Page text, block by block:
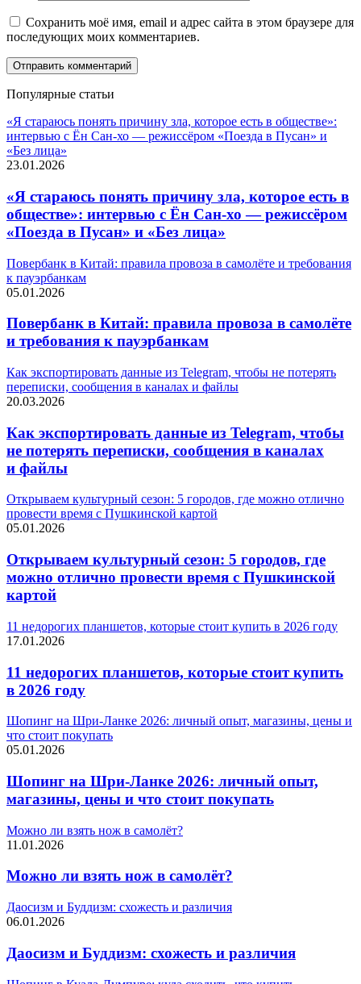
Сохранить моё имя, email и адрес сайта в этом браузере для
последующих моих комментариев.
Популярные статьи
«Я стараюсь понять причину зла, которое есть в обществе»:
интервью с Ён Сан-хо — режиссёром «Поезда в Пусан» и
«Без лица»
23.01.2026
«Я стараюсь понять причину зла, которое есть в
обществе»: интервью с Ён Сан-хо — режиссёром
«Поезда в Пусан» и «Без лица»
Повербанк в Китай: правила провоза в самолёте и требования
к пауэрбанкам
05.01.2026
Повербанк в Китай: правила провоза в самолёте
и требования к пауэрбанкам
Как экспортировать данные из Telegram, чтобы не потерять
переписки, сообщения в каналах и файлы
20.03.2026
Как экспортировать данные из Telegram, чтобы
не потерять переписки, сообщения в каналах
и файлы
Открываем культурный сезон: 5 городов, где можно отлично
провести время с Пушкинской картой
05.01.2026
Открываем культурный сезон: 5 городов, где
можно отлично провести время с Пушкинской
картой
11 недорогих планшетов, которые стоит купить в 2026 году
17.01.2026
11 недорогих планшетов, которые стоит купить
в 2026 году
Шопинг на Шри-Ланке 2026: личный опыт, магазины, цены и
что стоит покупать
05.01.2026
Шопинг на Шри-Ланке 2026: личный опыт,
магазины, цены и что стоит покупать
Можно ли взять нож в самолёт?
11.01.2026
Можно ли взять нож в самолёт?
Даосизм и Буддизм: схожесть и различия
06.01.2026
Даосизм и Буддизм: схожесть и различия